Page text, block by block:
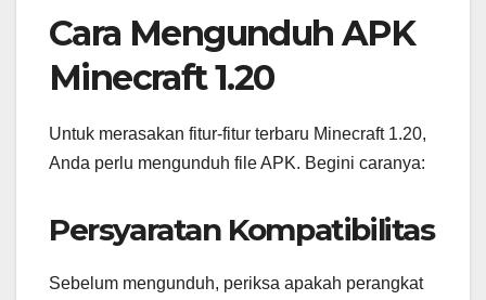
Cara Mengunduh APK
Minecraft 1.20
Untuk merasakan fitur-fitur terbaru Minecraft 1.20,
Anda perlu mengunduh file APK. Begini caranya:
Persyaratan Kompatibilitas
Sebelum mengunduh, periksa apakah perangkat